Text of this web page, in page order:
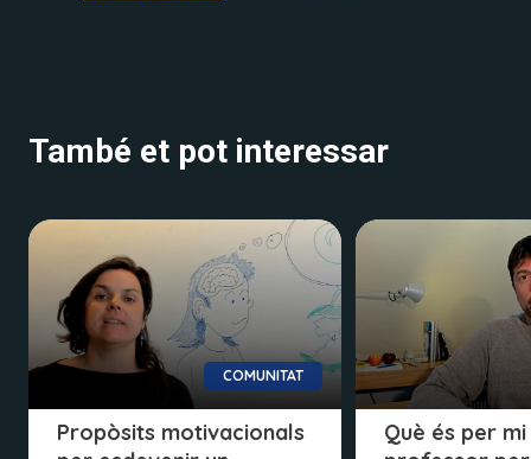
També et pot interessar
COMUNITAT
Propòsits motivacionals
Què és per